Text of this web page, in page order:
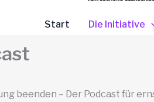
Start Die Initiative
beenden – Der Podcast für